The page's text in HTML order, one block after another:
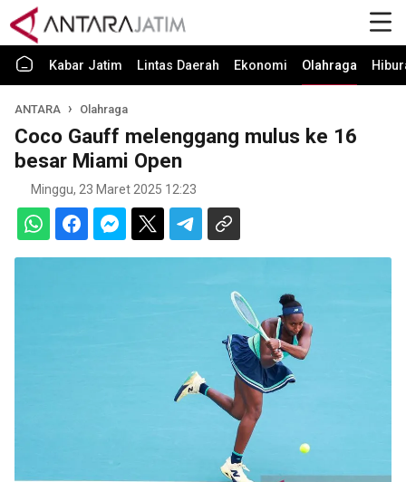
Kabar Jatim Lintas Daerah Ekonomi Olahraga
ANTARA Olahraga
Coco Gauff melenggang mulus ke 16
besar Miami Open
Minggu, 23 Maret 2025 12:23